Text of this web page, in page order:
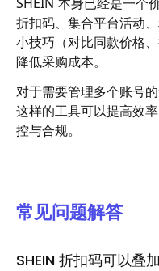
SHEIN 本身已经是一个
折扣码、集合平台活动
小技巧（对比同款价格
降低采购成本。
对于需要管理多个账号
这样的工具可以提高效
控与合规。
常见问题解答
SHEIN 折扣码可以叠